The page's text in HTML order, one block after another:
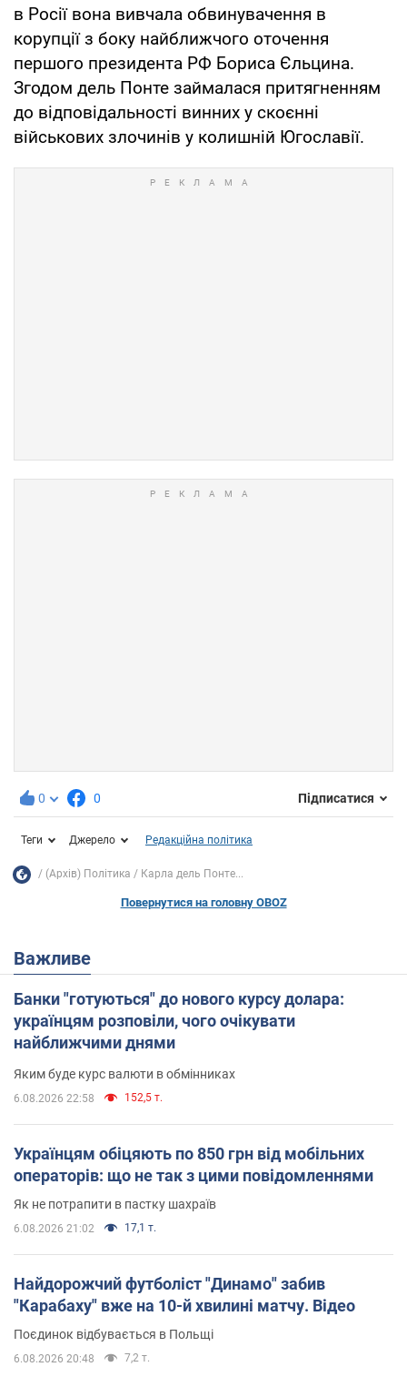
в Росії вона вивчала обвинувачення в
корупції з боку найближчого оточення
першого президента РФ Бориса Єльцина.
Згодом дель Понте займалася притягненням
до відповідальності винних у скоєнні
військових злочинів у колишній Югославії.
0 0 Підписатися
Теги Джерело Редакційна політика
(Архів) Політика Карла дель Понте...
Повернутися на головну OBOZ
Важливе
Банки "готуються" до нового курсу долара:
українцям розповіли, чого очікувати
найближчими днями
Яким буде курс валюти в обмінниках
6.08.2026 22:58 152,5 т.
Українцям обіцяють по 850 грн від мобільних
операторів: що не так з цими повідомленнями
Як не потрапити в пастку шахраїв
6.08.2026 21:02 17,1 т.
Найдорожчий футболіст "Динамо" забив
"Карабаху" вже на 10-й хвилині матчу. Відео
Поєдинок відбувається в Польщі
6.08.2026 20:48 7,2 т.